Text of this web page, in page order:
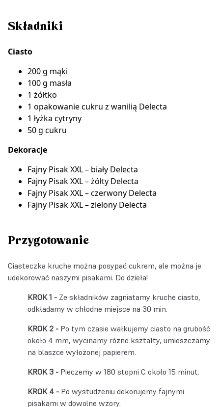
Składniki
Ciasto
200 g mąki
100 g masła
1 żółtko
1 opakowaniecukru z wanilią Delecta
1 łyżka cytryny
50 g cukru
Dekoracje
Fajny Pisak XXL – biały Delecta
Fajny Pisak XXL – żółty Delecta
Fajny Pisak XXL – czerwony Delecta
Fajny Pisak XXL – zielony Delecta
Przygotowanie
Ciasteczka kruche można posypać cukrem, ale można je
udekorować naszymi pisakami. Do dzieła!
Ze składników zagniatamy kruche ciasto,
odkładamy w chłodne miejsce na 30 min.
Po tym czasie wałkujemy ciasto na grubość
około 4 mm, wycinamy różne kształty, umieszczamy
na blaszce wyłożonej papierem.
Pieczemy w 180 stopni C około 15 minut.
Po wystudzeniu dekorujemy fajnymi
pisakami w dowolne wzory.